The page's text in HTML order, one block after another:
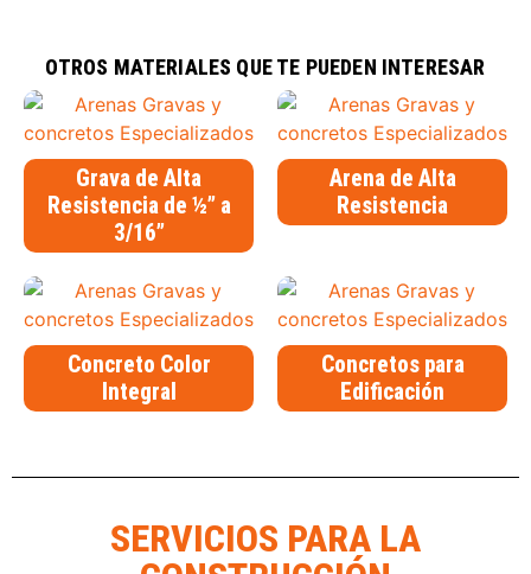
OTROS MATERIALES QUE TE PUEDEN INTERESAR
Grava de Alta
Resistencia de ½” a
3/16”
Arena de Alta
Resistencia
Concreto Color
Integral
Concretos para
Edificación
SERVICIOS PARA LA